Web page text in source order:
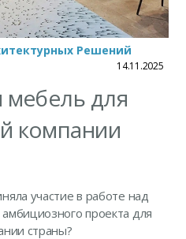
Решений
14.11.2025
мебель для
компании
участие в работе над
проекта для
страны?